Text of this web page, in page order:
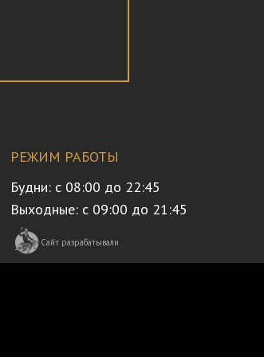
РЕЖИМ РАБОТЫ
Будни: с 08:00 до 22:45
Выходные: с 09:00 до 21:45
Сайт разрабатывали